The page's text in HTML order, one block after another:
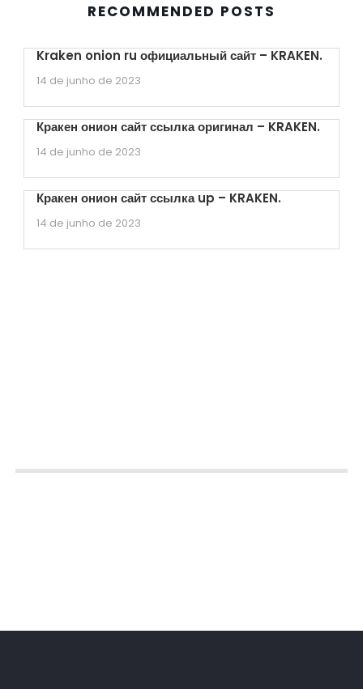
RECOMMENDED POSTS
Kraken onion ru официальный сайт – KRAKEN.
14 de junho de 2023
Кракен онион сайт ссылка оригинал – KRAKEN.
14 de junho de 2023
Кракен онион сайт ссылка up – KRAKEN.
14 de junho de 2023